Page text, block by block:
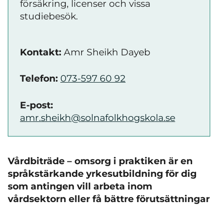
försäkring, licenser och vissa
studiebesök.
Kontakt: Amr Sheikh Dayeb
Telefon: 073-597 60 92
E-post:
amr.sheikh@solnafolkhogskola.se
Vårdbiträde – omsorg i praktiken är en
språkstärkande yrkesutbildning för dig
som antingen vill arbeta inom
vårdsektorn eller få bättre förutsättningar